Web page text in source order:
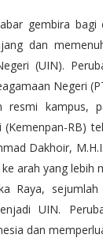
gembira
dan
(UIN).
Negeri
resmi kampus,
(Kemenpan-RB)
Dakhoir,
arah yang lebih
Raya,
UIN.
dan